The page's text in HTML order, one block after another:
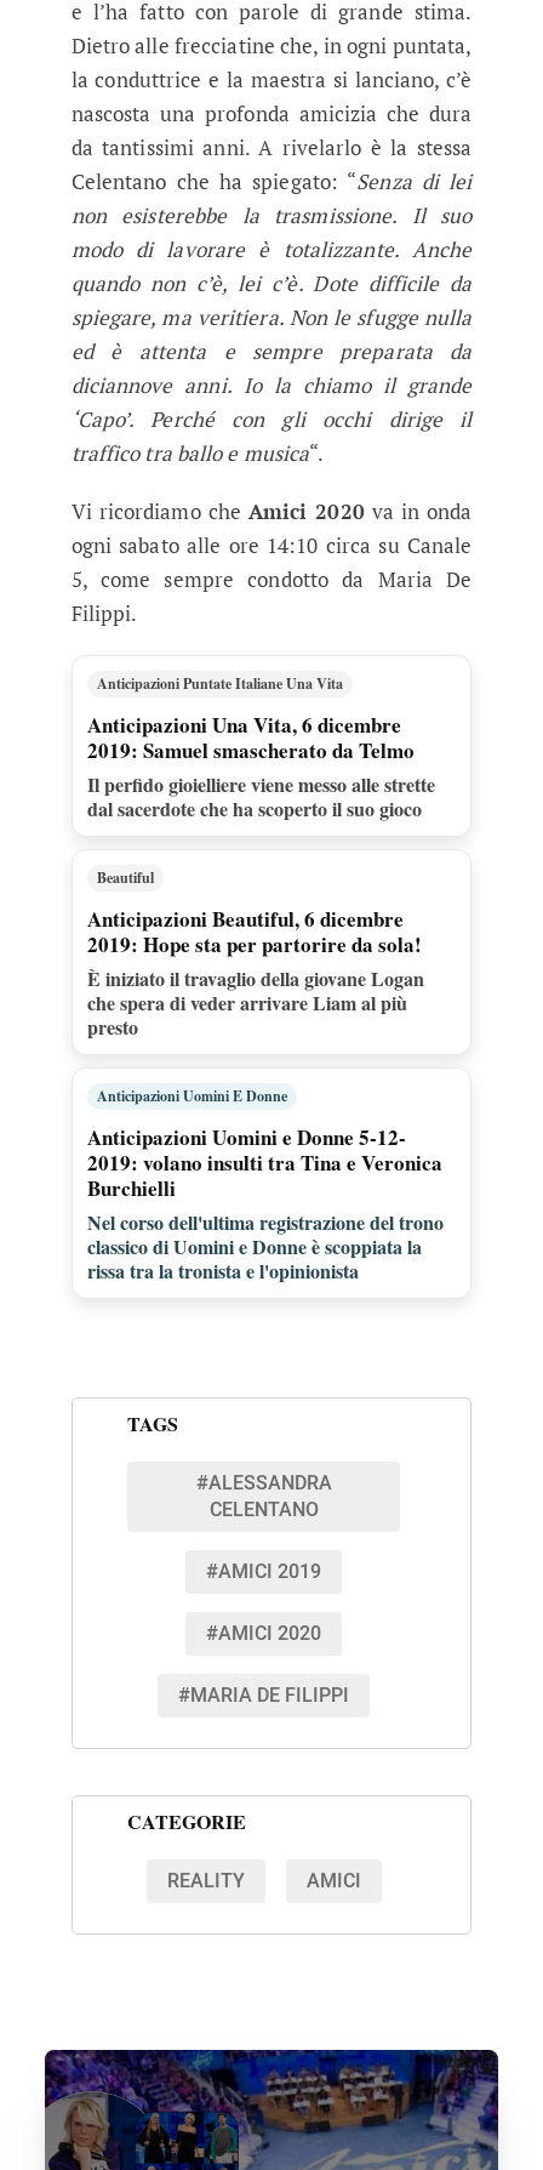
e l’ha fatto con parole di grande stima.
Dietro alle frecciatine che, in ogni puntata,
la conduttrice e la maestra si lanciano, c’è
nascosta una profonda amicizia che dura
da tantissimi anni. A rivelarlo è la stessa
Celentano che ha spiegato: “Senza di lei
non esisterebbe la trasmissione. Il suo
modo di lavorare è totalizzante. Anche
quando non c’è, lei c’è. Dote difficile da
spiegare, ma veritiera. Non le sfugge nulla
ed è attenta e sempre preparata da
diciannove anni. Io la chiamo il grande
‘Capo’. Perché con gli occhi dirige il
traffico tra ballo e musica“.
Vi ricordiamo che Amici 2020va in onda
ogni sabato alle ore 14:10 circa su Canale
5, come sempre condotto da Maria De
Filippi.
Anticipazioni Puntate Italiane Una Vita
Anticipazioni Una Vita, 6 dicembre
2019: Samuel smascherato da Telmo
Il perfido gioielliere viene messo alle strette
dal sacerdote che ha scoperto il suo gioco
Beautiful
Anticipazioni Beautiful, 6 dicembre
2019: Hope sta per partorire da sola!
È iniziato il travaglio della giovane Logan
che spera di veder arrivare Liam al più
presto
Anticipazioni Uomini E Donne
Anticipazioni Uomini e Donne 5-12-
2019: volano insulti tra Tina e Veronica
Burchielli
Nel corso dell'ultima registrazione del trono
classico di Uomini e Donne è scoppiata la
rissa tra la tronista e l'opinionista
TAGS
#ALESSANDRA
CELENTANO
#AMICI 2019
#AMICI 2020
#MARIA DE FILIPPI
CATEGORIE
REALITY AMICI